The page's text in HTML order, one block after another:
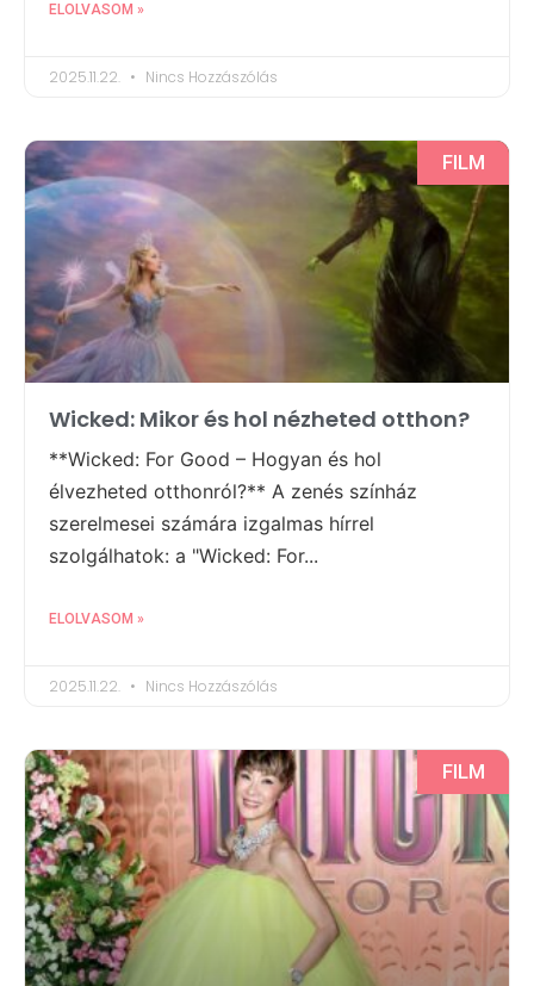
ELOLVASOM »
2025.11.22. Nincs Hozzászólás
FILM
Wicked: Mikor és hol nézheted otthon?
**Wicked: For Good – Hogyan és hol
élvezheted otthonról?** A zenés színház
szerelmesei számára izgalmas hírrel
szolgálhatok: a "Wicked: For...
ELOLVASOM »
2025.11.22. Nincs Hozzászólás
FILM